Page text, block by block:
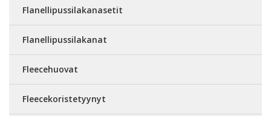
Flanellipussilakanasetit
Flanellipussilakanat
Fleecehuovat
Fleecekoristetyynyt